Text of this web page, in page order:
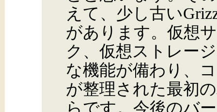
えて、少し古い
があります。仮想
ク、仮想ストレー
な機能が備わり、
が整理された最初
らです。今後のバ